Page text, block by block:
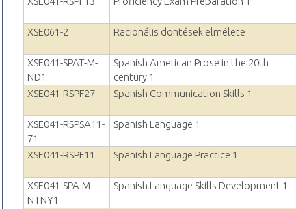
XSE061-2
Racionális döntések elmélete
XSE041-SPAT-M-
ND1
Spanish American Prose in the 20th
century 1
XSE041-RSPF27
Spanish Communication Skills 1
XSE041-RSPSA11-
71
Spanish Language 1
XSE041-RSPF11
Spanish Language Practice 1
XSE041-SPA-M-
NTNY1
Spanish Language Skills Development 1